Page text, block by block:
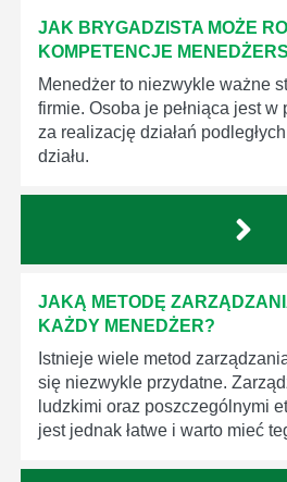
JAK BRYGADZISTA MOŻE
KOMPETENCJE
Menedżer to niezwykle ważne
firmie. Osoba je pełniąca jest w
za realizację działań
działu.
JAKĄ METODĘ
KAŻDY MENEDŻER?
Istnieje wiele metod
się niezwykle przydatne.
ludzkimi oraz poszczególnymi
jest jednak łatwe i warto mieć